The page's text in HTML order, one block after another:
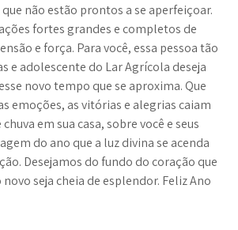
não estão prontos a se aperfeiçoar.
fortes grandes e completos de
e força. Para você, essa pessoa tão
e adolescente do Lar Agrícola deseja
novo tempo que se aproxima. Que
emoções, as vitórias e alegrias caiam
em sua casa, sobre você e seus
do ano que a luz divina se acenda
Desejamos do fundo do coração que
seja cheia de esplendor. Feliz Ano